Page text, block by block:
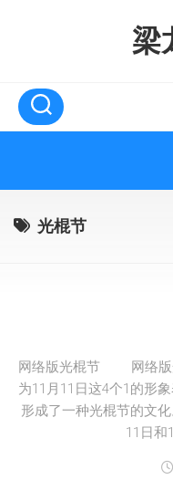
梁
光棍节
网络版光棍节 网络版
为11月11日这4个1的形
形成了一种光棍节的
11日和